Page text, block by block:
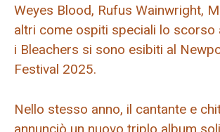
Weyes Blood, Rufus Wainwright,
altri come ospiti speciali lo scorso
i Bleachers si sono esibiti al
Festival 2025.
Nello stesso anno, il cantante e
annunciò un nuovo triplo album